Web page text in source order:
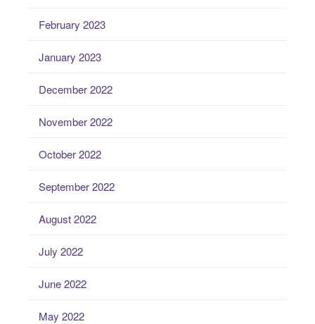
February 2023
January 2023
December 2022
November 2022
October 2022
September 2022
August 2022
July 2022
June 2022
May 2022